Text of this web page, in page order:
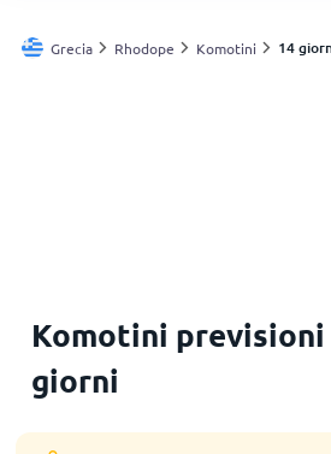
Svizzera
Grecia Rhodope Komotini 14
Komotini previsioni
giorni